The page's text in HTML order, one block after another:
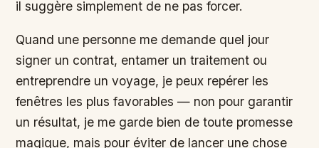
il suggère simplement de ne pas forcer.
Quand une personne me demande quel jour
signer un contrat, entamer un traitement ou
entreprendre un voyage, je peux repérer les
fenêtres les plus favorables — non pour garantir
un résultat, je me garde bien de toute promesse
magique, mais pour éviter de lancer une chose